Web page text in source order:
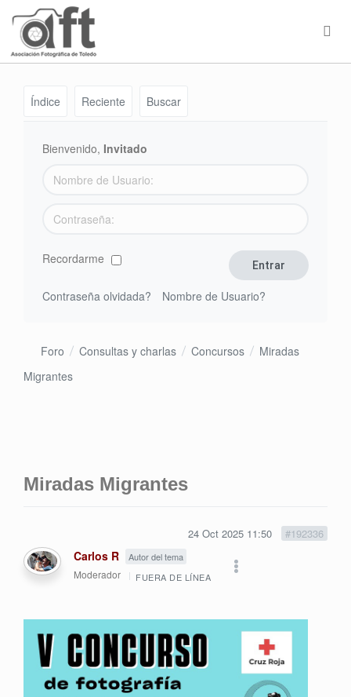
Índice Reciente Buscar
Bienvenido, Invitado
Recordarme
Contraseña olvidada? Nombre de Usuario?
Foro Consultas y charlas Concursos
Miradas
Migrantes
Miradas Migrantes
24 Oct 2025 11:50 #192336
Carlos R Autor del tema
Moderador FUERA DE LÍNEA